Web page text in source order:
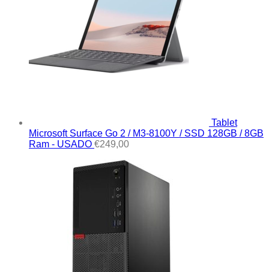
Tablet
Microsoft Surface Go 2 / M3-8100Y / SSD 128GB / 8GB
Ram - USADO €249,00